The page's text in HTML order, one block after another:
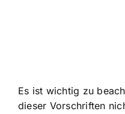
Es ist wichtig zu
dieser Vorschriften